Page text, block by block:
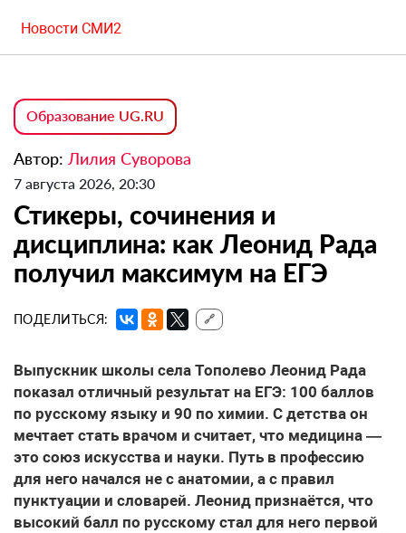
Новости СМИ2
Образование UG.RU
Автор: Лилия Суворова
7 августа 2026, 20:30
Стикеры, сочинения и
дисциплина: как Леонид Рада
получил максимум на ЕГЭ
ПОДЕЛИТЬСЯ: 🔗
Выпускник школы села Тополево Леонид Рада
показал отличный результат на ЕГЭ: 100 баллов
по русскому языку и 90 по химии. С детства он
мечтает стать врачом и считает, что медицина —
это союз искусства и науки. Путь в профессию
для него начался не с анатомии, а с правил
пунктуации и словарей. Леонид признаётся, что
высокий балл по русскому стал для него первой